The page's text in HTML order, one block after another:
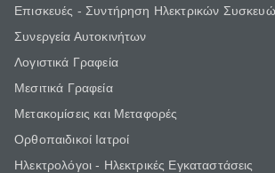
Επισκευές - Συντήρηση Ηλεκτρικών
Συνεργεία Αυτοκινήτων
Λογιστικά Γραφεία
Μεσιτικά Γραφεία
Μετακομίσεις και Μεταφορές
Ορθοπαιδικοί Ιατροί
Ηλεκτρολόγοι - Ηλεκτρικές Εγκαταστάσεις